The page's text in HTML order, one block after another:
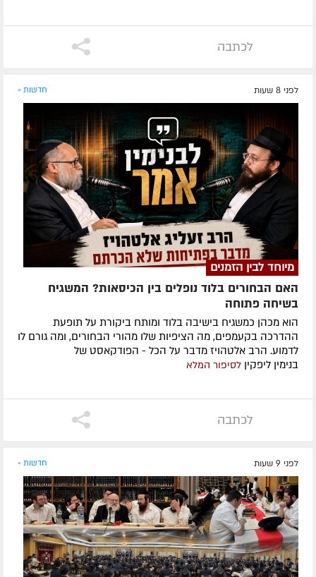
לכתבה
לפני 8 שעות חדשות »
מיוחד לבין הזמנים
האם הבחורים בלוד נופלים בין הכיסאות? המשגיח
בשיחה פתוחה
הוא מכהן כמשגיח בישיבה בלוד ומותח ביקורת על תופעת
ההדרכה בקעמפים, מה הציפיות שלו מהורי הבחורים, ומה גורם לו
לדמוע. הרב אלטהויז מדבר על הכל - הפודקאסט של
בנימין ליפקין לסיפור המלא
לכתבה
לפני 9 שעות חדשות »